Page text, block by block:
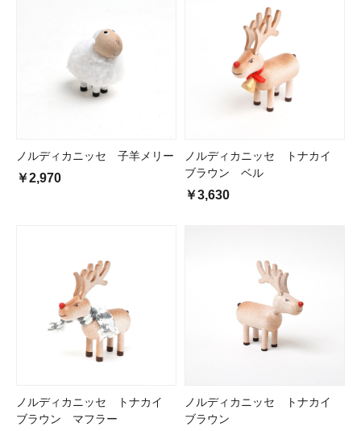
ノルディカニッセ 子羊メリー
￥2,970
ノルディカニッセ トナカイ
ブラウン ベル
￥3,630
ノルディカニッセ トナカイ
ブラウン マフラー
ノルディカニッセ トナカイ
ブラウン